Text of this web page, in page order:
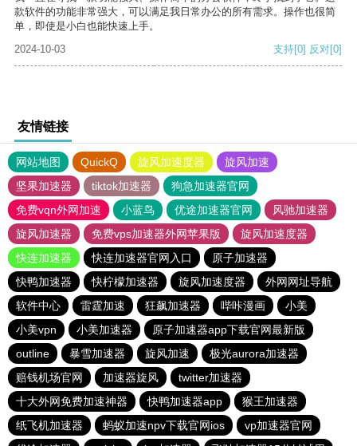
款软件的功能非常强大，可以满足我日常办公的所有需求。操作也很简
单，即使是小白也能快速上手。
2024-10-03
支持[0] 反对[0]
友情链接
网站地图 QuickQ 旋风加速度器
旋风加速
坚果加速器
tiktok加速器
狗急加速器官网
免费vqn外网加速
小蓝鸟 优途加速器官网
风驰加速器
旋风加速器
免费vps加速器外网苹果版
旋风加速度器
快连加速器
快连加速器官网入口
原子加速器
快鸭加速器
快柠檬加速器 旋风加速度器
外网网址导航
软件中心
雷霆加速 狂飙加速器 哔咔漫画
小美
小美vpn
小美加速器
原子加速器app下载官网最新版
outline
暴雪加速器 旋风加速
极光aurora加速器
赔钱机场官网
加速器旋风
twitter加速器
十大外网免费加速神器
快鸭加速器app
猴王加速器
纸飞机加速器
蚂蚁加速npv下载官网ios
vp加速器官网